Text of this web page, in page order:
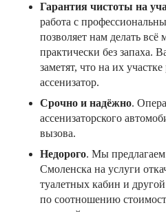
Гарантия чистоты на
работа с
позволяет нам делать всё
практически без запаха.
заметят, что на их
ассенизатор.
Срочно и надёжно.
ассенизаторского
вызова.
Недорого. Мы
Смоленска на услуги
туалетных кабин и
по соотношению